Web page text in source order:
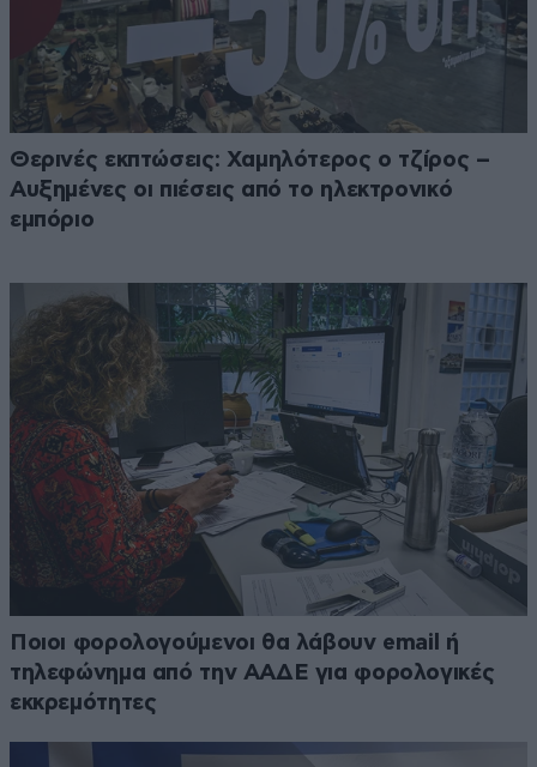
Θερινές εκπτώσεις: Χαμηλότερος ο τζίρος –
Αυξημένες οι πιέσεις από το ηλεκτρονικό
εμπόριο
Ποιοι φορολογούμενοι θα λάβουν email ή
τηλεφώνημα από την ΑΑΔΕ για φορολογικές
εκκρεμότητες